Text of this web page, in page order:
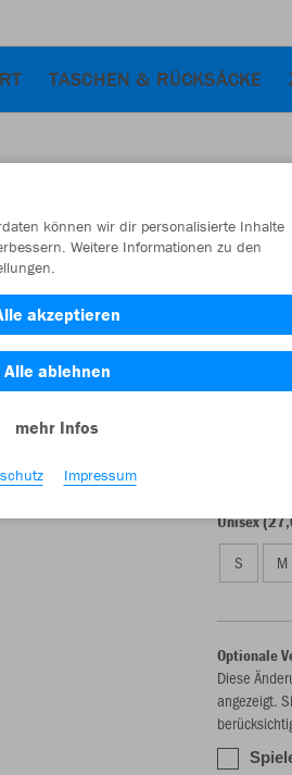
TASCHEN & RÜCKSÄCKE
Unisex
S M
Optionale
Diese
angezeigt.
können wir dir personalisierte Inhalte
Weitere Informationen zu den
akzeptieren
Alle ablehnen
mehr Infos
Impressum